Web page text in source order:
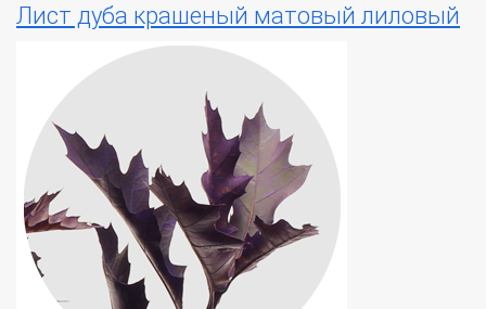
Лист дуба крашеный матовый лиловый